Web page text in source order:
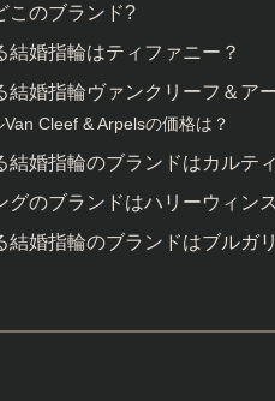
このブランド?
婚指輪はティファニー？
婚指輪ヴァンクリーフ＆ア
Cleef & Arpelsの価格は？
婚指輪のブランドはカルテ
のブランドはハリーウィン
婚指輪のブランドはブルガ